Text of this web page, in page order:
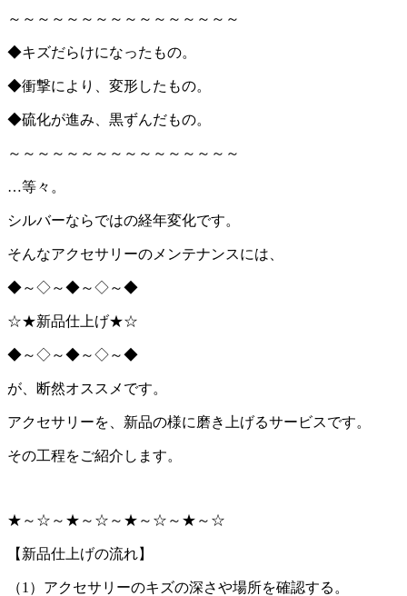
～～～～～～～～～～～～～～～～
◆キズだらけになったもの。
◆衝撃により、変形したもの。
◆硫化が進み、黒ずんだもの。
～～～～～～～～～～～～～～～～
…等々。
シルバーならではの経年変化です。
そんなアクセサリーのメンテナンスには、
◆～◇～◆～◇～◆
☆★新品仕上げ★☆
◆～◇～◆～◇～◆
が、断然オススメです。
アクセサリーを、新品の様に磨き上げるサービスです。
その工程をご紹介します。
★～☆～★～☆～★～☆～★～☆
【新品仕上げの流れ】
（1）アクセサリーのキズの深さや場所を確認する。